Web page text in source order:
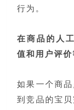
行为。
在商品的人
值和用户评价
如果一个商
到竞品的宝